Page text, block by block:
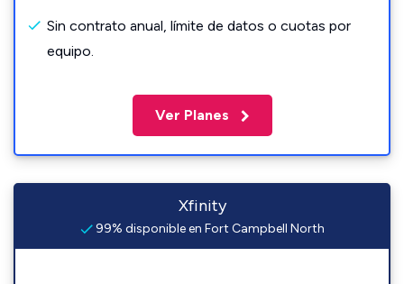
Sin contrato anual, límite de datos o cuotas por
equipo.
Ver Planes
Xfinity
99% disponible en Fort Campbell North